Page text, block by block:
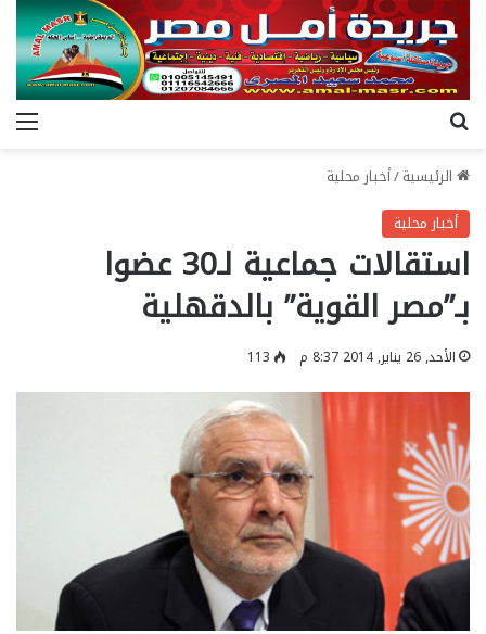
الرئيسية/أخبار محلية
أخبار محلية
استقالات جماعية لـ30 عضوا
بـ”مصر القوية” بالدقهلية
الأحد, 26 يناير, 2014 8:37 م 113